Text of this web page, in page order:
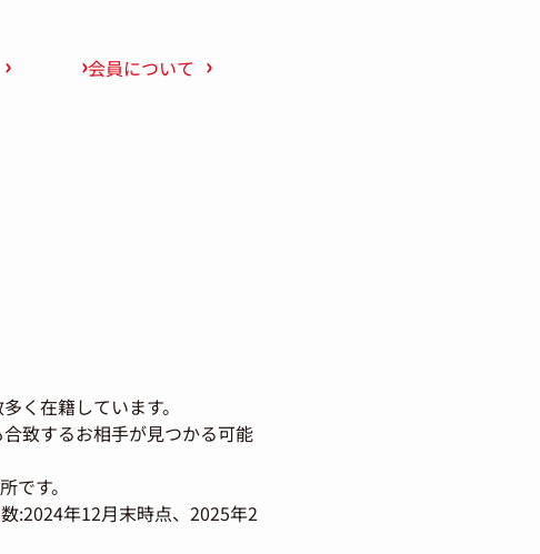
会員について
く在籍しています。
致するお相手が見つかる可能
す。
:2024年12月末時点、2025年2